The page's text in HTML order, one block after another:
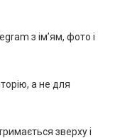
з ім’ям, фото і
а не для
зверху і